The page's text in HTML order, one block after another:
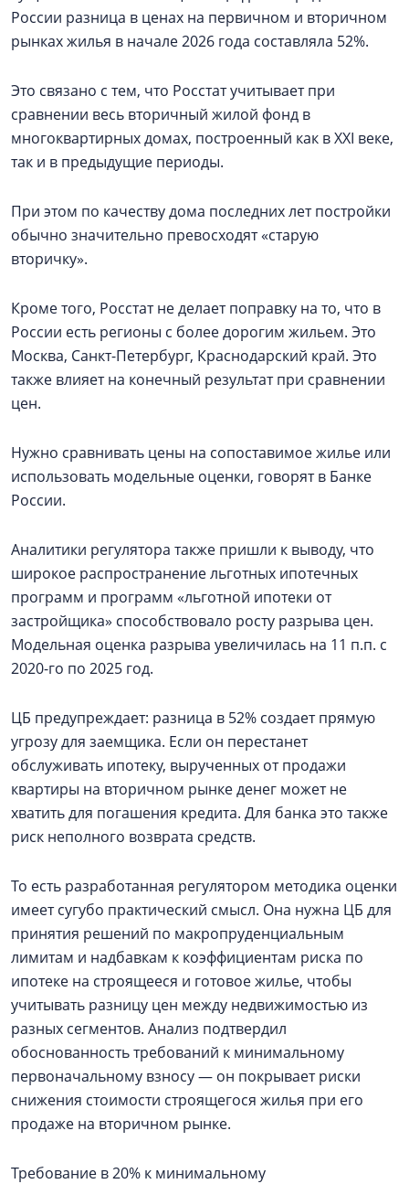
России разница в ценах на первичном и вторичном
рынках жилья в начале 2026 года составляла 52%.
Это связано с тем, что Росстат учитывает при
сравнении весь вторичный жилой фонд в
многоквартирных домах, построенный как в XXI веке,
так и в предыдущие периоды.
При этом по качеству дома последних лет постройки
обычно значительно превосходят «старую
вторичку».
Кроме того, Росстат не делает поправку на то, что в
России есть регионы с более дорогим жильем. Это
Москва, Санкт-Петербург, Краснодарский край. Это
также влияет на конечный результат при сравнении
цен.
Нужно сравнивать цены на сопоставимое жилье или
использовать модельные оценки, говорят в Банке
России.
Аналитики регулятора также пришли к выводу, что
широкое распространение льготных ипотечных
программ и программ «льготной ипотеки от
застройщика» способствовало росту разрыва цен.
Модельная оценка разрыва увеличилась на 11 п.п. с
2020-го по 2025 год.
ЦБ предупреждает: разница в 52% создает прямую
угрозу для заемщика. Если он перестанет
обслуживать ипотеку, вырученных от продажи
квартиры на вторичном рынке денег может не
хватить для погашения кредита. Для банка это также
риск неполного возврата средств.
То есть разработанная регулятором методика оценки
имеет сугубо практический смысл. Она нужна ЦБ для
принятия решений по макропруденциальным
лимитам и надбавкам к коэффициентам риска по
ипотеке на строящееся и готовое жилье, чтобы
учитывать разницу цен между недвижимостью из
разных сегментов. Анализ подтвердил
обоснованность требований к минимальному
первоначальному взносу — он покрывает риски
снижения стоимости строящегося жилья при его
продаже на вторичном рынке.
Требование в 20% к минимальному